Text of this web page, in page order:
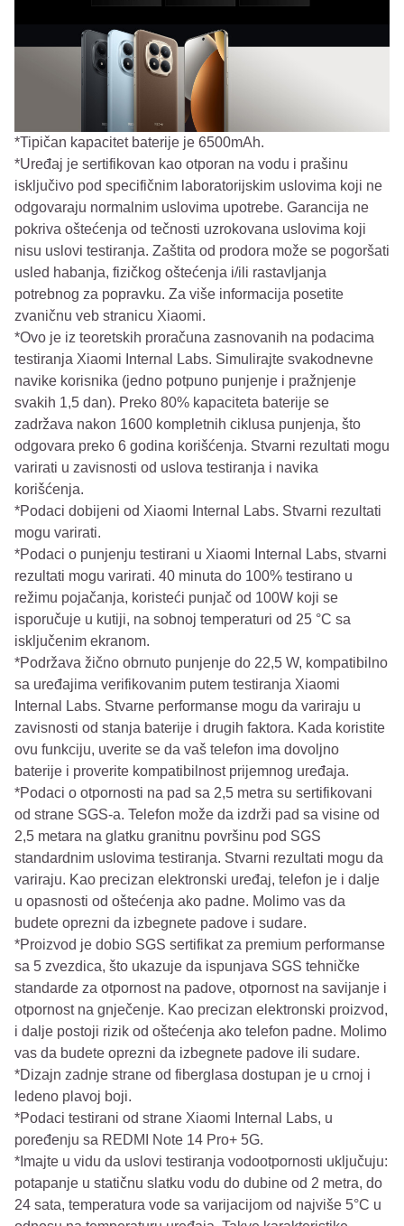
*Tipičan kapacitet baterije je 6500mAh.
*Uređaj je sertifikovan kao otporan na vodu i prašinu
isključivo pod specifičnim laboratorijskim uslovima koji ne
odgovaraju normalnim uslovima upotrebe. Garancija ne
pokriva oštećenja od tečnosti uzrokovana uslovima koji
nisu uslovi testiranja. Zaštita od prodora može se pogoršati
usled habanja, fizičkog oštećenja i/ili rastavljanja
potrebnog za popravku. Za više informacija posetite
zvaničnu veb stranicu Xiaomi.
*Ovo je iz teoretskih proračuna zasnovanih na podacima
testiranja Xiaomi Internal Labs. Simulirajte svakodnevne
navike korisnika (jedno potpuno punjenje i pražnjenje
svakih 1,5 dan). Preko 80% kapaciteta baterije se
zadržava nakon 1600 kompletnih ciklusa punjenja, što
odgovara preko 6 godina korišćenja. Stvarni rezultati mogu
varirati u zavisnosti od uslova testiranja i navika
korišćenja.
*Podaci dobijeni od Xiaomi Internal Labs. Stvarni rezultati
mogu varirati.
*Podaci o punjenju testirani u Xiaomi Internal Labs, stvarni
rezultati mogu varirati. 40 minuta do 100% testirano u
režimu pojačanja, koristeći punjač od 100W koji se
isporučuje u kutiji, na sobnoj temperaturi od 25 °C sa
isključenim ekranom.
*Podržava žično obrnuto punjenje do 22,5 W, kompatibilno
sa uređajima verifikovanim putem testiranja Xiaomi
Internal Labs. Stvarne performanse mogu da variraju u
zavisnosti od stanja baterije i drugih faktora. Kada koristite
ovu funkciju, uverite se da vaš telefon ima dovoljno
baterije i proverite kompatibilnost prijemnog uređaja.
*Podaci o otpornosti na pad sa 2,5 metra su sertifikovani
od strane SGS-a. Telefon može da izdrži pad sa visine od
2,5 metara na glatku granitnu površinu pod SGS
standardnim uslovima testiranja. Stvarni rezultati mogu da
variraju. Kao precizan elektronski uređaj, telefon je i dalje
u opasnosti od oštećenja ako padne. Molimo vas da
budete oprezni da izbegnete padove i sudare.
*Proizvod je dobio SGS sertifikat za premium performanse
sa 5 zvezdica, što ukazuje da ispunjava SGS tehničke
standarde za otpornost na padove, otpornost na savijanje i
otpornost na gnječenje. Kao precizan elektronski proizvod,
i dalje postoji rizik od oštećenja ako telefon padne. Molimo
vas da budete oprezni da izbegnete padove ili sudare.
*Dizajn zadnje strane od fiberglasa dostupan je u crnoj i
ledeno plavoj boji.
*Podaci testirani od strane Xiaomi Internal Labs, u
poređenju sa REDMI Note 14 Pro+ 5G.
*Imajte u vidu da uslovi testiranja vodootpornosti uključuju:
potapanje u statičnu slatku vodu do dubine od 2 metra, do
24 sata, temperatura vode sa varijacijom od najviše 5°C u